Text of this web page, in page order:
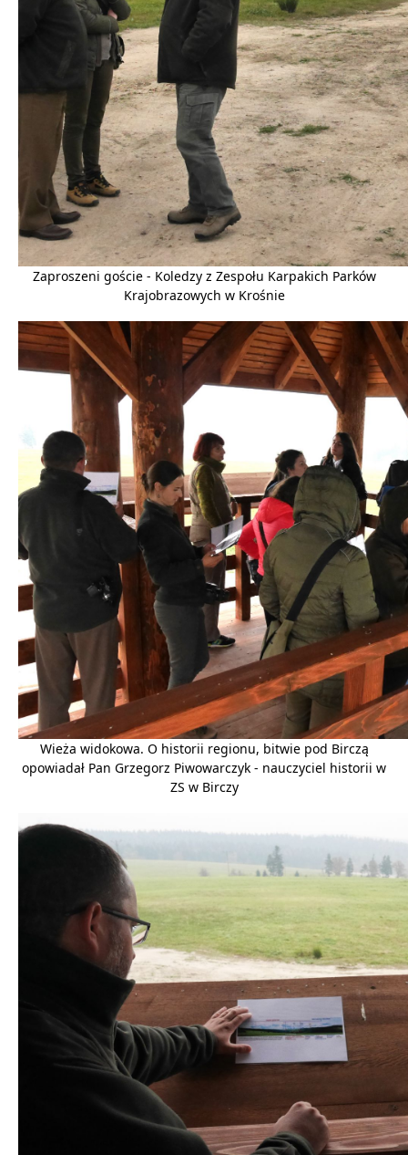
Zaproszeni goście - Koledzy z Zespołu Karpakich Parków
Krajobrazowych w Krośnie
Wieża widokowa. O historii regionu, bitwie pod Birczą
opowiadał Pan Grzegorz Piwowarczyk - nauczyciel historii w
ZS w Birczy